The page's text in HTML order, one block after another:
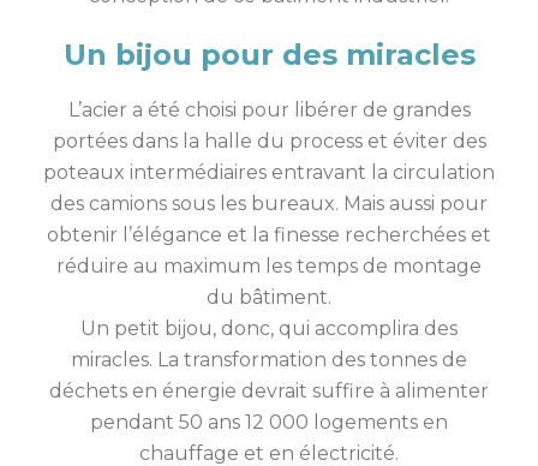
Un bijou pour des miracles
L’acier a été choisi pour libérer de grandes
portées dans la halle du process et éviter des
poteaux intermédiaires entravant la circulation
des camions sous les bureaux. Mais aussi pour
obtenir l’élégance et la finesse recherchées et
réduire au maximum les temps de montage
du bâtiment.
Un petit bijou, donc, qui accomplira des
miracles. La transformation des tonnes de
déchets en énergie devrait suffire à alimenter
pendant 50 ans 12 000 logements en
chauffage et en électricité.